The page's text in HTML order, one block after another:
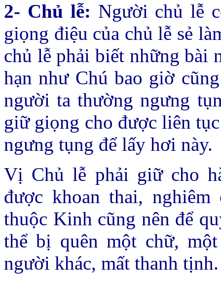
2- Chủ lễ: Người chủ lễ
giọng điệu của chủ lễ sẻ
chủ lễ phải biết những bài
hạn như Chú bao giờ
người ta thường ngưng
giữ giọng cho được liên
ngưng tụng để lấy hơi này.
Vị Chủ lễ phải giữ cho
được khoan thai,
thuộc Kinh cũng nên để
thể bị quên một chữ,
người khác, mất thanh tịnh.